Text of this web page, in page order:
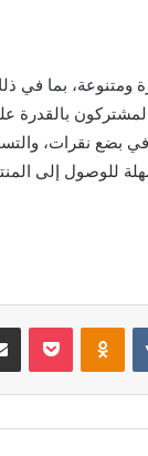
ومتنوعة، بما في
المشتركون
نقرات،
للوصول إلى
بوكيت